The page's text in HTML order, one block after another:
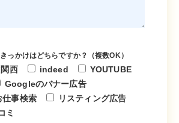
っかけはどちらですか？（複数OK）
西 indeed
YOUTUBE
Googleのバナー広告
事検索
リスティング広告
ミ